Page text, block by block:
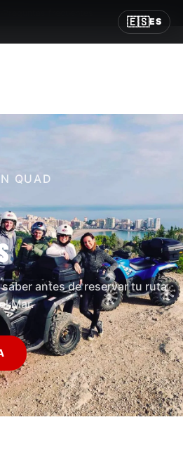
🇪🇸ES
QUAD
antes de reservar tu ruta
Mar.